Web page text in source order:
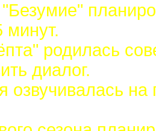
родилась
диалог.
озвучивалась